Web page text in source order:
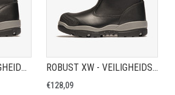
POTENT XW - VEILIGHEIDSLAARS S3 ROBUST XW - VEILIGHEIDSLAARS S3
€128,09